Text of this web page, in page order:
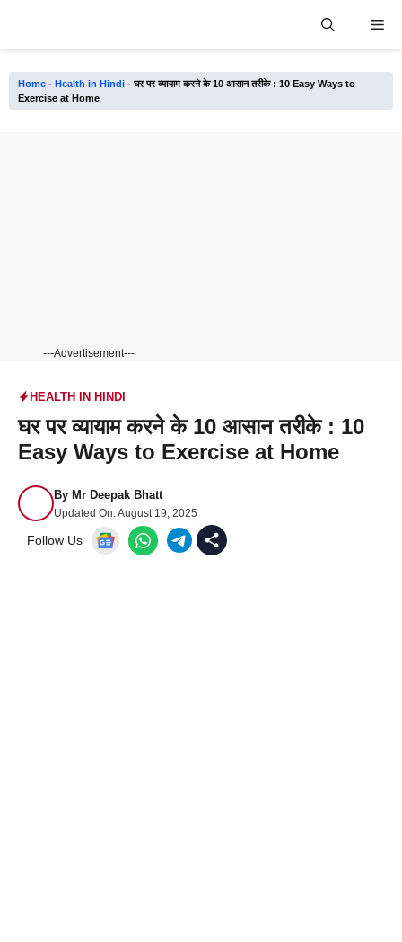
Home - Health in Hindi -घर पर व्यायाम करने के 10 आसान तरीके : 10 Easy Ways to
Exercise at Home
---Advertisement---
HEALTH IN HINDI
घर पर व्यायाम करने के 10 आसान तरीके : 10
Easy Ways to Exercise at Home
By Mr Deepak Bhatt
Updated On:August 19, 2025
Follow Us